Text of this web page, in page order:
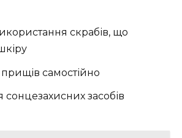
скрабів, що
самостійно
сонцезахисних засобів